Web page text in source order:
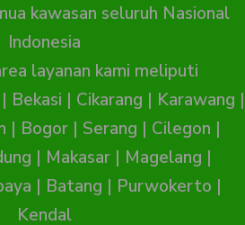
kawasan seluruh Nasional
Indonesia
layanan kami meliputi
| Bekasi | Cikarang | Karawang |
| Bogor | Serang | Cilegon |
| Makasar | Magelang |
| Batang | Purwokerto |
Kendal